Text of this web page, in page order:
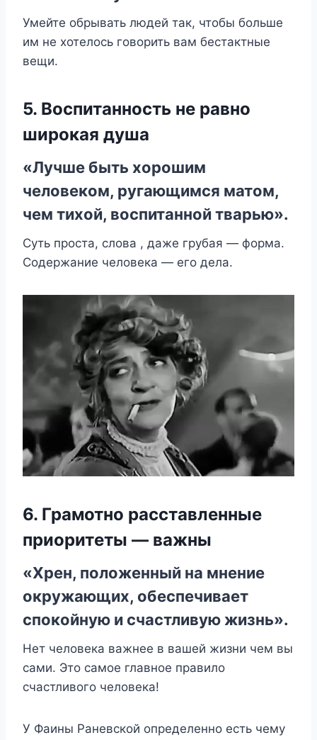
Умейте обрывать людей так, чтобы больше
им не хотелось говорить вам бестактные
вещи.
5. Воспитанность не равно
широкая душа
«Лучше быть хорошим
человеком, ругающимся матом,
чем тихой, воспитанной тварью».
Суть проста, слова , даже грубая — форма.
Содержание человека — его дела.
6. Грамотно расставленные
приоритеты — важны
«Хрен, положенный на мнение
окружающих, обеспечивает
спокойную и счастливую жизнь».
Нет человека важнее в вашей жизни чем вы
сами. Это самое главное правило
счастливого человека!
У Фаины Раневской определенно есть чему